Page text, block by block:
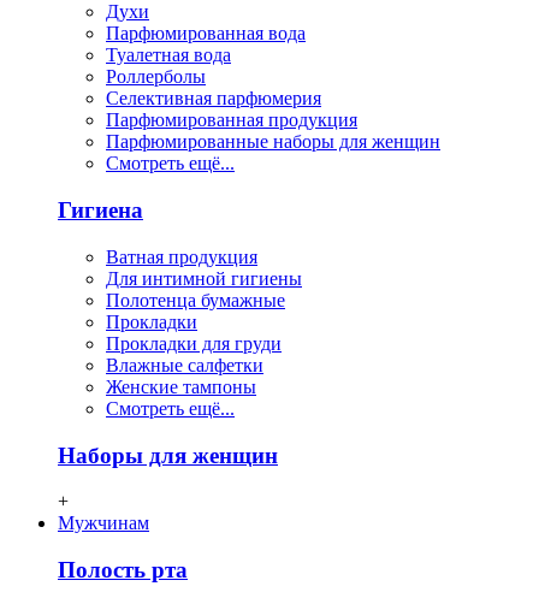
Духи
Парфюмированная вода
Туалетная вода
Роллерболы
Селективная парфюмерия
Парфюмированная продукция
Парфюмированные наборы для женщин
Смотреть ещё...
Гигиена
Ватная продукция
Для интимной гигиены
Полотенца бумажные
Прокладки
Прокладки для груди
Влажные салфетки
Женские тампоны
Смотреть ещё...
Наборы для женщин
+
Мужчинам
Полость рта